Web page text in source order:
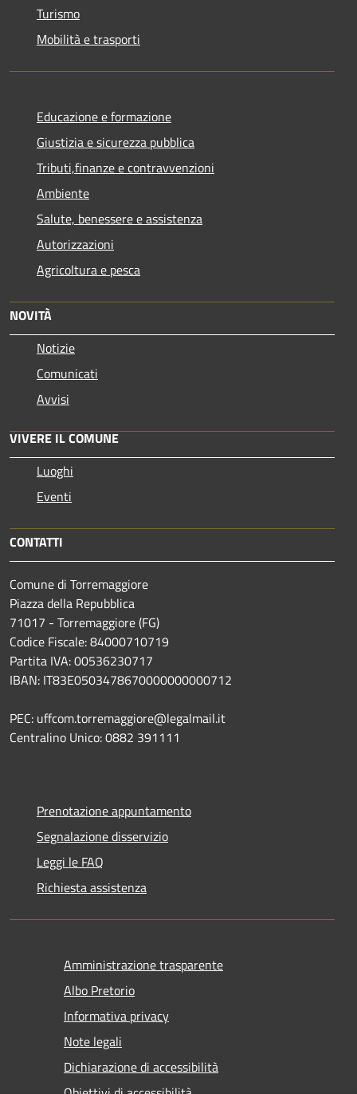
Turismo
Mobilità e trasporti
Educazione e formazione
Giustizia e sicurezza pubblica
Tributi,finanze e contravvenzioni
Ambiente
Salute, benessere e assistenza
Autorizzazioni
Agricoltura e pesca
NOVITÀ
Notizie
Comunicati
Avvisi
VIVERE IL COMUNE
Luoghi
Eventi
CONTATTI
Comune di Torremaggiore
Piazza della Repubblica
71017 - Torremaggiore (FG)
Codice Fiscale: 84000710719
Partita IVA: 00536230717
IBAN: IT83E0503478670000000000712
PEC: uffcom.torremaggiore@legalmail.it
Centralino Unico: 0882 391111
Prenotazione appuntamento
Segnalazione disservizio
Leggi le FAQ
Richiesta assistenza
Amministrazione trasparente
Albo Pretorio
Informativa privacy
Note legali
Dichiarazione di accessibilità